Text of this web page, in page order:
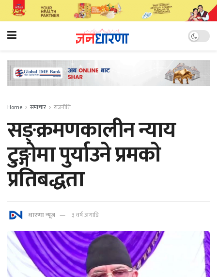
Home समाचार राजनीति
सङ्क्रमणकालीन न्याय
टुङ्गोमा पुर्याउने प्रमकाे
प्रतिबद्धता
धारणा न्यूज ३ वर्ष अगाडि